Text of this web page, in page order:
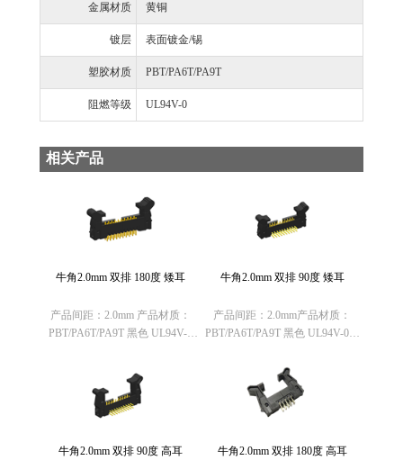
金属材质 黄铜
镀层 表面镀金/锡
塑胶材质 PBT/PA6T/PA9T
阻燃等级 UL94V-0
相关产品
牛角2.0mm 双排 180度 矮耳
产品间距：2.0mm 产品材质：
PBT/PA6T/PA9T 黑色 UL94V-0
REACH法规： 不含有REACH
SVHC(1907/……
牛角2.0mm 双排 90度 矮耳
产品间距：2.0mm产品材质：
PBT/PA6T/PA9T 黑色 UL94V-0欧
（2011/65/EU）要求欧盟REACH
法规： 不含有REACH
SVHC(1907/2006/E……
牛角2.0mm 双排 90度 高耳 牛角2.0mm 双排 180度 高耳